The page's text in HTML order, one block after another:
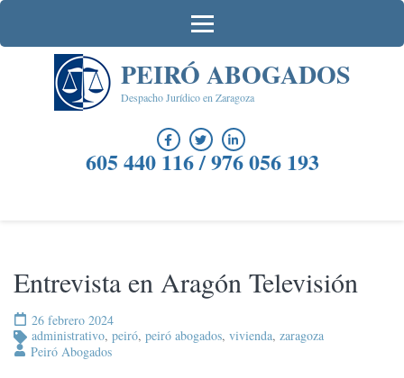
Saltar
contenido
PEIRÓ ABOGADOS
Despacho Jurídico en Zaragoza
605 440 116 / 976 056 193
Entrevista en Aragón Televisión
26 febrero 2024
administrativo, peiró, peiró abogados, vivienda, zaragoza
Peiró Abogados